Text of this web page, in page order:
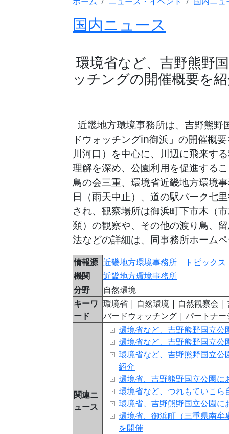
国内ニュース
環境省など、吉野熊野
ッチングの開催概要を
近畿地方環境事務所は、吉野熊
ドウォッチングin御浜」の開催概
川河口）を中心に、川辺に飛来す
理解を深め、公園利用を促進する
鳥の会三重、環境省近畿地方環境
日（雨天中止）、道の駅パーク七
され、観察場所は御浜町下市木（
類）の観察や、その他の渡り鳥、
法などの詳細は、同事務所ホーム
情報源 近畿地方環境事務所 トピックス
機関
近畿地方環境事務所
分野
自然環境
キーワ
ード
環境省 | 自然環境 | 自然観察会 |
バードウォッチング | パートナ
関連ニ
ュース
環境省など、吉野熊野国立
環境省など、吉野熊野国立
環境省など、吉野熊野国立
紹介
環境省、吉野熊野国立公園
環境省など、つれもていこ
環境省、吉野熊野国立公園
環境省、御浜町（三重県南
を開催